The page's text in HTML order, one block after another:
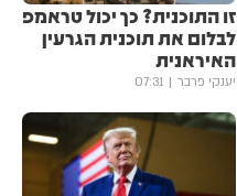
זו התוכנית? כך יכול טראמפ
לבלום את תוכנית הגרעין
האיראנית
יענקי פרבר 07:31